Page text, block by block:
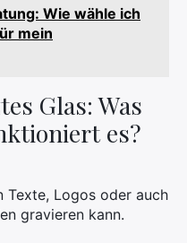
Wie wähle ich
mein
Glas: Was
es?
Texte, Logos oder auch
gravieren kann.